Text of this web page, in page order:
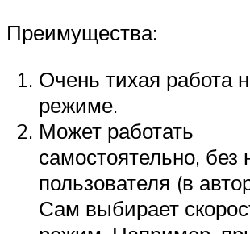
Преимущества:
Очень тихая работа
режиме.
Может работать
самостоятельно, без
пользователя (в
Сам выбирает